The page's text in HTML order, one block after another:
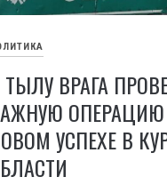
ТЫЛУ ВРАГА
ОПЕРАЦИЮ
УСПЕХЕ В